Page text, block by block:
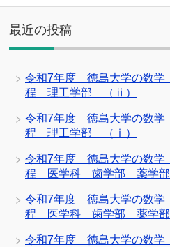
最近の投稿
令和7年度 徳島大学の数
程 理工学部 （ⅱ）
令和7年度 徳島大学の数
程 理工学部 （ⅰ）
令和7年度 徳島大学の数
程 医学科 歯学部 薬学部
令和7年度 徳島大学の数
程 医学科 歯学部 薬学部
令和7年度 徳島大学の数